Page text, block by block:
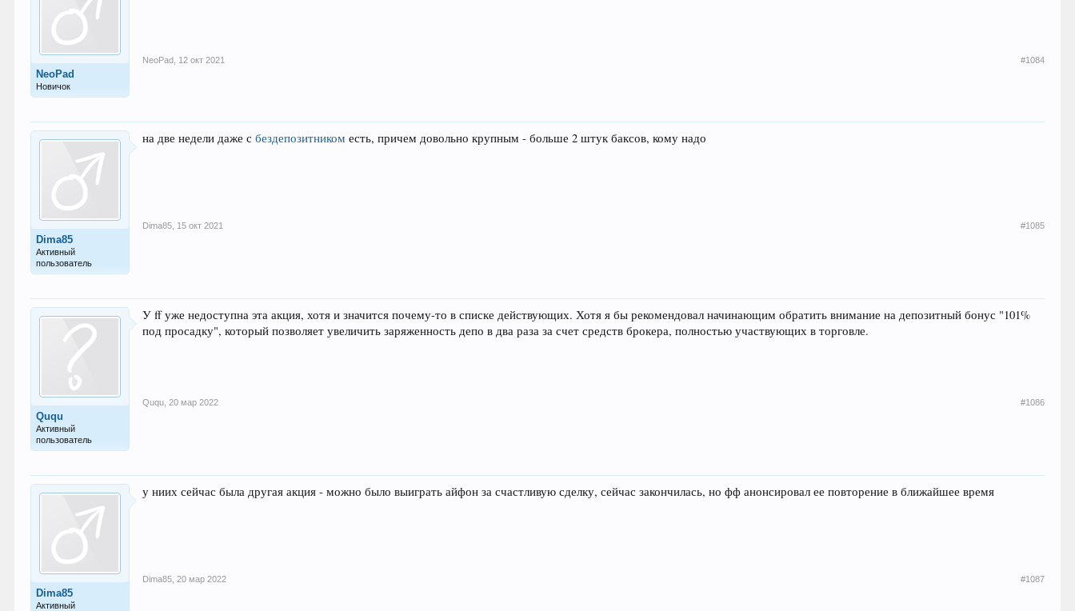
NeoPad
Новичок
NeoPad 12 окт 2021 #1084
Dima85
Активный
пользователь
на две недели даже сбездепозитником есть, причем довольно крупным - больше 2 штук баксов, кому надо
Dima85 15 окт 2021 #1085
Ququ
Активный
пользователь
У ff уже недоступна эта акция, хотя и значится почему-то в списке действующих. Хотя я бы рекомендовал начинающим обратить внимание на депозитный бонус "101%
под просадку", который позволяет увеличить заряженность депо в два раза за счет средств брокера, полностью участвующих в торговле.
Ququ 20 мар 2022 #1086
Dima85
Активный
у ниих сейчас была другая акция - можно было выиграть айфон за счастливую сделку, сейчас закончилась, но фф анонсировал ее повторение в ближайшее время
Dima85 20 мар 2022 #1087